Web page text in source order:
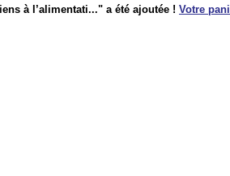
à l’alimentati..." a été ajoutée ! Votre